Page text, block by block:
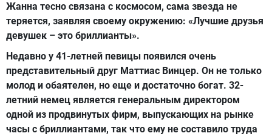
Жанна тесно связана с космосом, сама звезда не
теряется, заявляя своему окружению: «Лучшие друзья
девушек – это бриллианты».
Недавно у 41-летней певицы появился очень
представительный друг Маттиас Винцер. Он не только
молод и обаятелен, но еще и достаточно богат. 32-
летний немец является генеральным директором
одной из продвинутых фирм, выпускающих на рынке
часы с бриллиантами, так что ему не составило труда